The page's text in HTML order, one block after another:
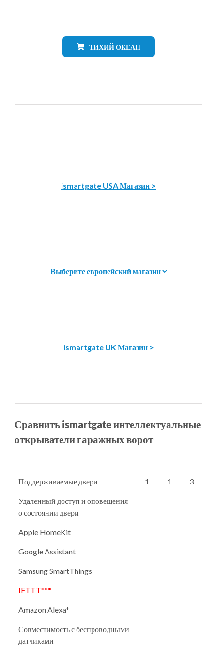
ТИХИЙ ОКЕАН
ismartgate USA Магазин >
ismartgate UK Магазин >
Сравнить ismartgate интеллектуальные
открыватели гаражных ворот
Поддерживаемые двери 1 1 3
Удаленный доступ и оповещения
о состоянии двери
Apple HomeKit
Google Assistant
Samsung SmartThings
IFTTT***
Amazon Alexa*
Совместимость с беспроводными
датчиками